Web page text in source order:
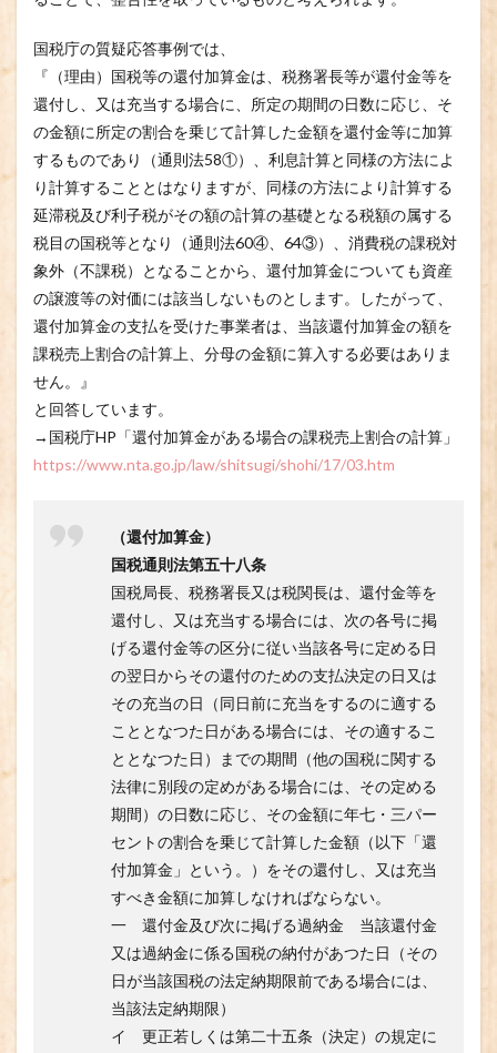
国税庁の質疑応答事例では、
『（理由）国税等の還付加算金は、税務署長等が還付金等を
還付し、又は充当する場合に、所定の期間の日数に応じ、そ
の金額に所定の割合を乗じて計算した金額を還付金等に加算
するものであり（通則法58①）、利息計算と同様の方法によ
り計算することとはなりますが、同様の方法により計算する
延滞税及び利子税がその額の計算の基礎となる税額の属する
税目の国税等となり（通則法60④、64③）、消費税の課税対
象外（不課税）となることから、還付加算金についても資産
の譲渡等の対価には該当しないものとします。したがって、
還付加算金の支払を受けた事業者は、当該還付加算金の額を
課税売上割合の計算上、分母の金額に算入する必要はありま
せん。』
と回答しています。
→国税庁HP「還付加算金がある場合の課税売上割合の計算」
https://www.nta.go.jp/law/shitsugi/shohi/17/03.htm
（還付加算金）
国税通則法第五十八条
国税局長、税務署長又は税関長は、還付金等を
還付し、又は充当する場合には、次の各号に掲
げる還付金等の区分に従い当該各号に定める日
の翌日からその還付のための支払決定の日又は
その充当の日（同日前に充当をするのに適する
こととなつた日がある場合には、その適するこ
ととなつた日）までの期間（他の国税に関する
法律に別段の定めがある場合には、その定める
期間）の日数に応じ、その金額に年七・三パー
セントの割合を乗じて計算した金額（以下「還
付加算金」という。）をその還付し、又は充当
すべき金額に加算しなければならない。
一 還付金及び次に掲げる過納金 当該還付金
又は過納金に係る国税の納付があつた日（その
日が当該国税の法定納期限前である場合には、
当該法定納期限）
イ 更正若しくは第二十五条（決定）の規定に